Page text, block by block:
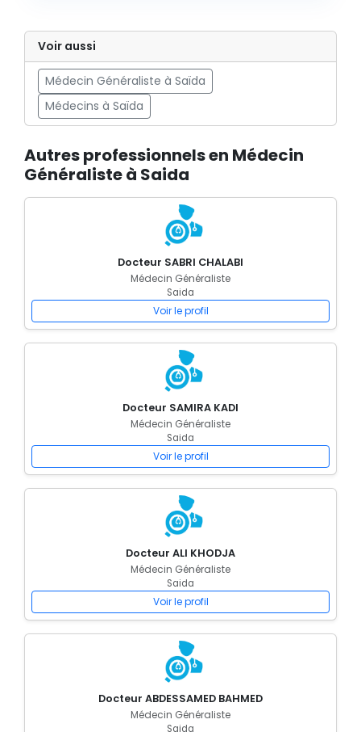
Voir aussi
Médecin Généraliste à Saïda
Médecins à Saïda
Autres professionnels en Médecin
Généraliste à Saida
Docteur SABRI CHALABI
Médecin Généraliste
Saida
Voir le profil
Docteur SAMIRA KADI
Médecin Généraliste
Saida
Voir le profil
Docteur ALI KHODJA
Médecin Généraliste
Saida
Voir le profil
Docteur ABDESSAMED BAHMED
Médecin Généraliste
Saida